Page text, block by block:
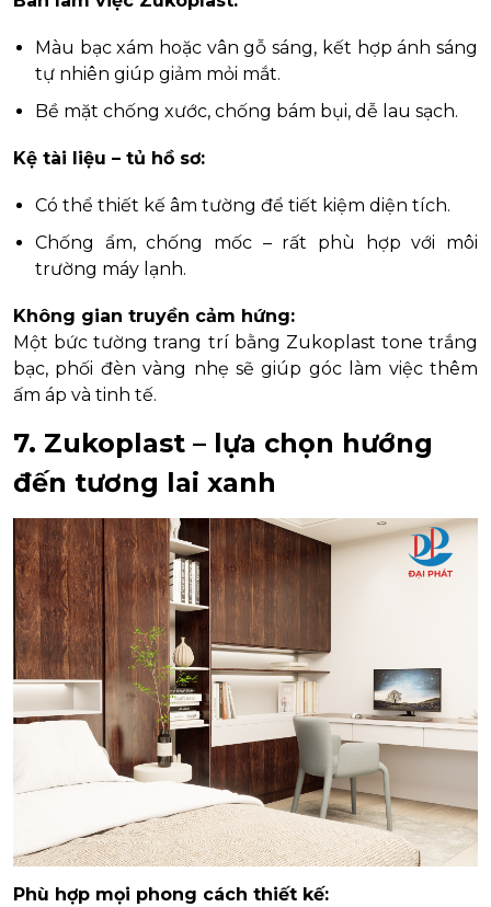
Màu bạc xám hoặc vân gỗ sáng, kết hợp ánh sáng
tự nhiên giúp giảm mỏi mắt.
Bề mặt chống xước, chống bám bụi, dễ lau sạch.
Kệ tài liệu – tủ hồ sơ:
Có thể thiết kế âm tường để tiết kiệm diện tích.
Chống ẩm, chống mốc – rất phù hợp với môi
trường máy lạnh.
Không gian truyền cảm hứng:
Một bức tường trang trí bằng Zukoplast tone trắng
bạc, phối đèn vàng nhẹ sẽ giúp góc làm việc thêm
ấm áp và tinh tế.
7. Zukoplast – lựa chọn hướng
đến tương lai xanh
Phù hợp mọi phong cách thiết kế: